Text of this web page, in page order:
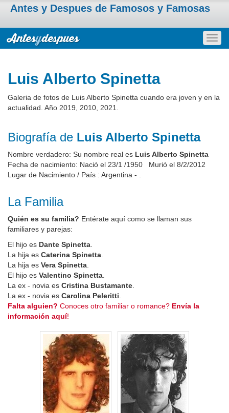
Antes y Despues de Famosos y Famosas
Luis Alberto Spinetta
Galeria de fotos de Luis Alberto Spinetta cuando era joven y en la
actualidad. Año 2019, 2010, 2021.
Biografía de Luis Alberto Spinetta
Nombre verdadero: Su nombre real es Luis Alberto Spinetta
Fecha de nacimiento: Nació el 23/1 /1950 Murió el 8/2/2012
Lugar de Nacimiento / País : Argentina - .
La Familia
Quién es su familia? Entérate aquí como se llaman sus
familiares y parejas:
El hijo es Dante Spinetta
La hija es Caterina Spinetta
La hija es Vera Spinetta
El hijo es Valentino Spinetta
La ex - novia es Cristina Bustamante
La ex - novia es Carolina Peleritti
Falta alguien? Conoces otro familiar o romance? Envía la
información aquí!